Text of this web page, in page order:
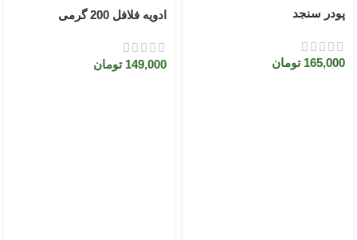
پودر سنجد
165,000 تومان
ادویه فلافل 200 گرمی
149,000 تومان